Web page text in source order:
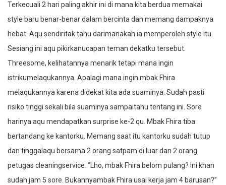
Terkecuali 2 hari paling akhir ini di mana kita berdua memakai
style baru benar-benar dalam bercinta dan memang dampaknya
hebat. Aqu sendiritak tahu darimanakah ia memperoleh style itu.
Sesiang ini aqu pikirkanucapan teman dekatku tersebut.
Threesome, kelihatannya menarik tetapi mana ingin
istrikumelaqukannya. Apalagi mana ingin mbak Fhira
melaqukannya karena didekat kita ada suaminya. Sudah pasti
risiko tinggi sekali bila suaminya sampaitahu tentang ini. Sore
harinya aqu mendapatkan surprise ke-2 qu. Mbak Fhira tiba
bertandang ke kantorku. Memang saat itu kantorku sudah tutup
dan tinggalaqu bersama 2 orang satpam di luar dan 2 orang
petugas cleaningservice. “Lho, mbak Fhira belom pulang? Ini khan
sudah jam 5 sore. Bukannyambak Fhira usai kerja jam 4 barusan?”